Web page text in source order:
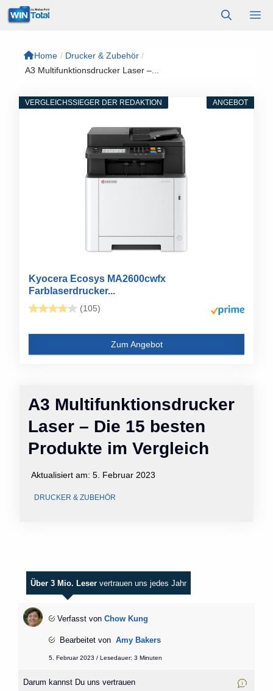
Zum
Inhalt
Home / Drucker & Zubehör /
A3 Multifunktionsdrucker Laser –...
A3 Multifunktionsdrucker
Laser – Die 15 besten
Produkte im Vergleich
Aktualisiert am: 5. Februar 2023
DRUCKER & ZUBEHÖR
ANGEBOT
VERGLEICHSSIEGER DER REDAKTION
Kyocera Ecosys MA2600cwfx
Farblaserdrucker...
(105)
Zum Angebot
Über 3 Mio. Leser vertrauen uns jedes Jahr
Verfasst von Chow Kung
Bearbeitet von Amy Bakers
5. Februar 2023 / Lesedauer: 3 Minuten
Darum kannst Du uns vertrauen